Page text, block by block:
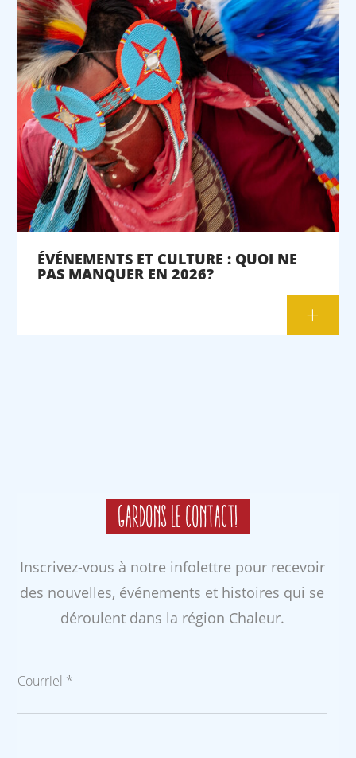
ÉVÉNEMENTS ET CULTURE : QUOI NE
PAS MANQUER EN 2026?
Gardons le contact!
Inscrivez-vous à notre infolettre pour recevoir
des nouvelles, événements et histoires qui se
déroulent dans la région Chaleur.
Courriel *